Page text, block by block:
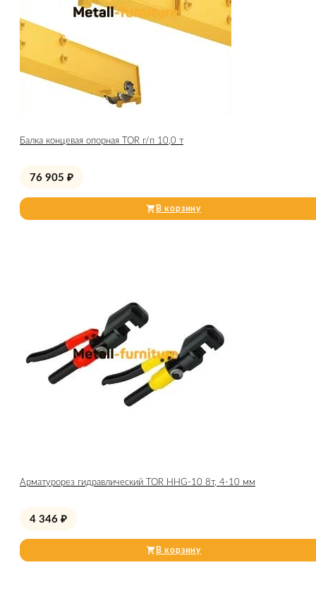
Балка концевая опорная TOR г/п 10,0 т
76 905 ₽
В корзину
Арматурорез гидравлический TOR HHG-10 8т, 4-10 мм
4 346 ₽
В корзину